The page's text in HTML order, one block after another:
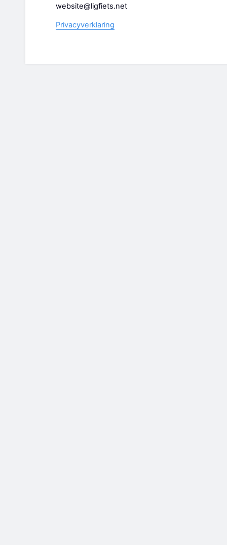
website@ligfiets.net
Privacyverklaring